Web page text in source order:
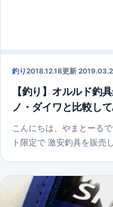
釣り2018.12.18更新
【釣り】オルルド釣
ノ・ダイワと比較し
こんにちは、やまとーる
ト限定で 激安釣具を販売